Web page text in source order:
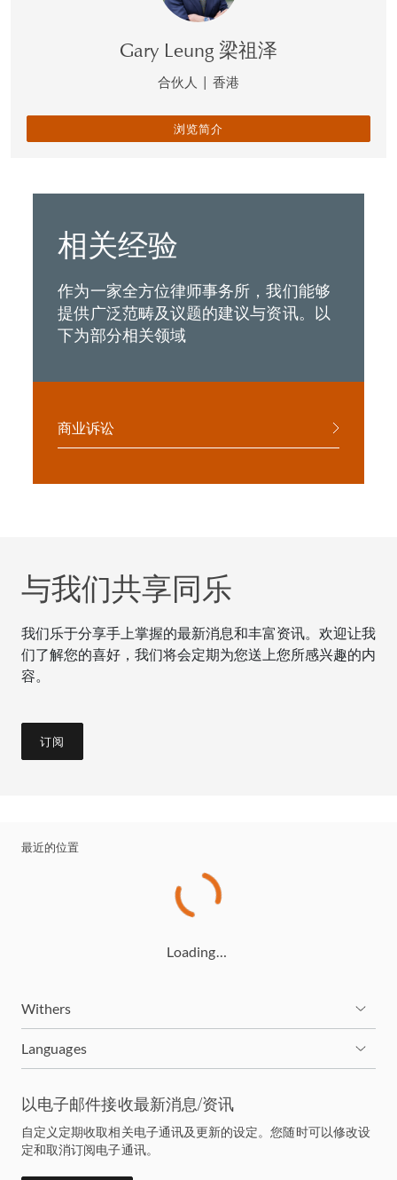
Gary Leung 梁祖泽
合伙人 | 香港
浏览简介
相关经验
作为一家全方位律师事务所，我们能够
提供广泛范畴及议题的建议与资讯。以
下为部分相关领域
商业诉讼
与我们共享同乐
我们乐于分享手上掌握的最新消息和丰富资讯。欢迎让我
们了解您的喜好，我们将会定期为您送上您所感兴趣的内
容。
订阅
最近的位置
Loading…
Withers
Languages
以电子邮件接收最新消息/资讯
自定义定期收取相关电子通讯及更新的设定。您随时可以修改设
定和取消订阅电子通讯。